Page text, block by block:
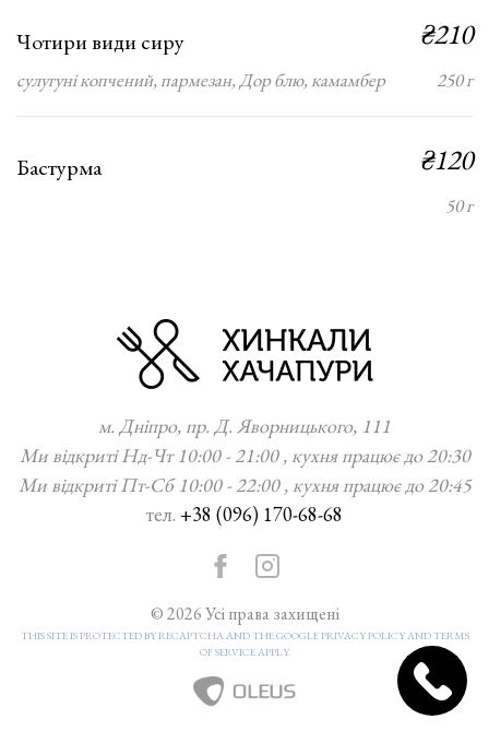
Чотири види сиру ₴210
сулугуні копчений, пармезан, Дор блю, камамбер 250 г
Бастурма ₴120
50 г
м. Дніпро, пр. Д. Яворницького, 111
Ми відкриті Нд-Чт 10:00 - 21:00 , кухня працює до 20:30
Ми відкриті Пт-Сб 10:00 - 22:00 , кухня працює до 20:45
тел. +38 (096) 170-68-68
© 2026 Усі права захищені
THIS SITE IS PROTECTED BY RECAPTCHA AND THE GOOGLE PRIVACY POLICY AND TERMS
OF SERVICE APPLY.